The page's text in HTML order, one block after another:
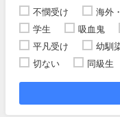
不憫受け
海外
学生
吸血鬼
平凡受け
幼馴
切ない
同級生